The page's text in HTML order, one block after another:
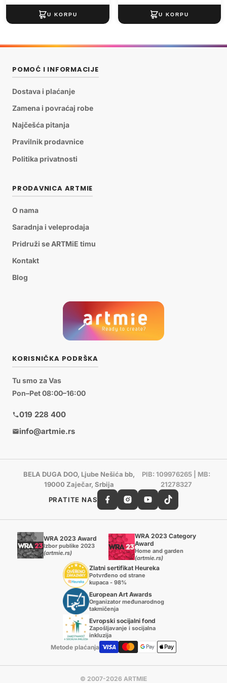
POMOĆ I INFORMACIJE
Dostava i plaćanje
Zamena i povraćaj robe
Najčešća pitanja
Pravilnik prodavnice
Politika privatnosti
PRODAVNICA ARTMIE
O nama
Saradnja i veleprodaja
Pridruži se ARTMiE timu
Kontakt
Blog
KORISNIČKA PODRŠKA
Tu smo za Vas
Pon–Pet 08:00–16:00
019 228 400
info@artmie.rs
BELA DUGA DOO, Ljube Nešića bb,
19000 Zaječar, Srbija
PIB: 109976265 | MB:
21278327
PRATITE NAS
WRA 2023 Award
Izbor publike 2023
(artmie.rs)
WRA 2023 Category
Award
Home and garden
(artmie.rs)
Zlatni sertifikat Heureka
Potvrđeno od strane
kupaca - 98%
European Art Awards
Organizator međunarodnog
takmičenja
Evropski socijalni fond
Zapošljavanje i socijalna
inkluzija
Metode plaćanja
© 2007-2026 ARTMIE